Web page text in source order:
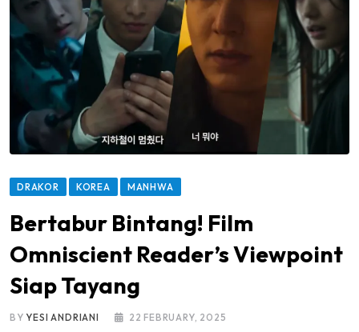
DRAKOR KOREA MANHWA
Bertabur Bintang! Film
Omniscient Reader’s Viewpoint
Siap Tayang
BY YESI ANDRIANI 22 FEBRUARY, 2025